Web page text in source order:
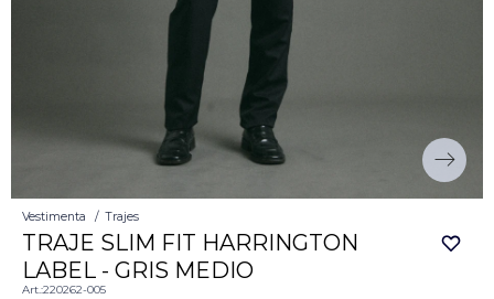
Vestimenta Trajes
TRAJE SLIM FIT HARRINGTON
LABEL - GRIS MEDIO
220262-005